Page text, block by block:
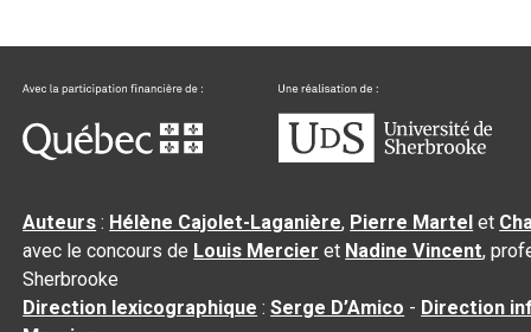
Auteurs : Hélène Cajolet-Laganière, Pierre Martel et
avec le concours de Louis Mercier et Nadine Vincent,
Sherbrooke
Direction lexicographique :Serge D’Amico - Direction